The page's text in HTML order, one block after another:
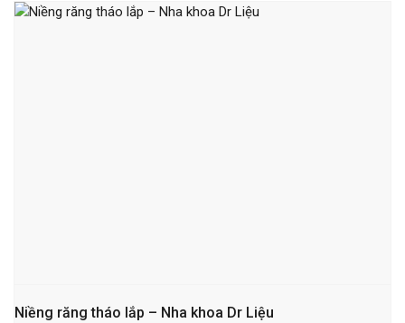
Niềng răng tháo lắp – Nha khoa Dr Liệu